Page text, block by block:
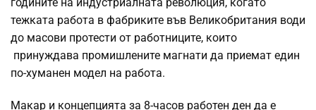
годините на индустриалната революция, когато
тежката работа в фабриките във Великобритания води
до масови протести от работниците, които
принуждава промишлените магнати да приемат един
по-хуманен модел на работа.
Макар и концепцията за 8-часов работен ден да е